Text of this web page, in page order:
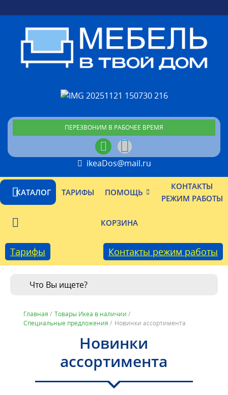
ПЕРЕЗВОНИМ В РАБОЧЕЕ ВРЕМЯ
ikeaDos@mail.ru
КАТАЛОГ ТАРИФЫ ПОМОЩЬ
КОНТАКТЫ
РЕЖИМ РАБОТЫ
КОРЗИНА
Тарифы Контакты режим работы
Главная / Товары Икеа в наличии /
Специальные предложения / Новинки ассортимента
Новинки
ассортимента